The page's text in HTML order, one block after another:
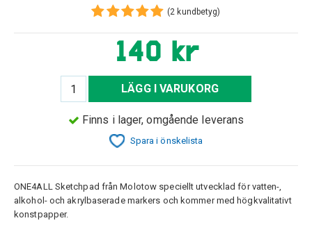
(2 kundbetyg)
140 kr
LÄGG I VARUKORG
Finns i lager, omgående leverans
Spara i önskelista
ONE4ALL Sketchpad från Molotow speciellt utvecklad för vatten-,
alkohol- och akrylbaserade markers och kommer med högkvalitativt
konstpapper.